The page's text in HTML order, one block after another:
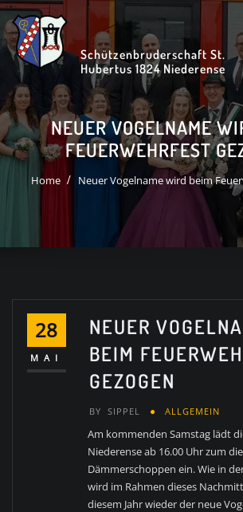
Skip
to
content
Schützenbruderschaft St.
Hubertus 1824 Niederense
NEUER VOGELNAME
FEUERWEHRFEST
Home Neuer Vogelname wird beim
28
MAI
NEUER
BEIM
GEZOGEN
BY SIPPEL ALLGEMEIN
Am kommenden Samstag lädt
Niederense ab 16.00 Uhr zum
Dämmerschoppen ein. Wie in
wird im Rahmen dieses
diesem Jahr wieder der neue